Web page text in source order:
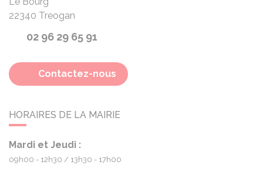
22340 Treogan
02 96 29 65 91
Contactez-nous
HORAIRES DE LA MAIRIE
Mardi et Jeudi :
09h00 - 12h30 13h30 - 17h00